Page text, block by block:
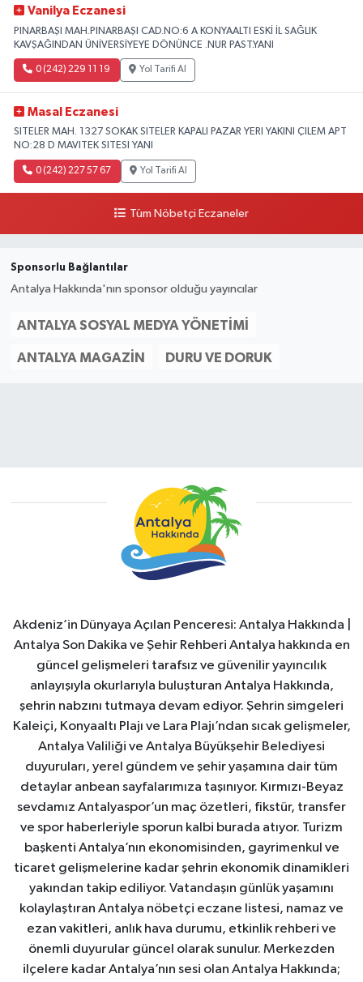
Vanilya Eczanesi
PINARBAŞI MAH.PINARBAŞI CAD.NO:6 A KONYAALTI ESKİ İL SAĞLIK
KAVŞAĞINDAN ÜNİVERSİYEYE DÖNÜNCE .NUR PAST.YANI
0 (242) 229 11 19 Yol Tarifi Al
Masal Eczanesi
SITELER MAH. 1327 SOKAK SITELER KAPALI PAZAR YERI YAKINI ÇILEM APT
NO:28 D MAVITEK SITESI YANI
0 (242) 227 57 67 Yol Tarifi Al
Tüm Nöbetçi Eczaneler
Sponsorlu Bağlantılar
Antalya Hakkında'nın sponsor olduğu yayıncılar
ANTALYA SOSYAL MEDYA YÖNETIMI
ANTALYA MAGAZIN DURU VE DORUK
Akdeniz’in Dünyaya Açılan Penceresi: Antalya Hakkında |
Antalya Son Dakika ve Şehir Rehberi Antalya hakkında en
güncel gelişmeleri tarafsız ve güvenilir yayıncılık
anlayışıyla okurlarıyla buluşturan Antalya Hakkında,
şehrin nabzını tutmaya devam ediyor. Şehrin simgeleri
Kaleiçi, Konyaaltı Plajı ve Lara Plajı’ndan sıcak gelişmeler,
Antalya Valiliği ve Antalya Büyükşehir Belediyesi
duyuruları, yerel gündem ve şehir yaşamına dair tüm
detaylar anbean sayfalarımıza taşınıyor. Kırmızı-Beyaz
sevdamız Antalyaspor’un maç özetleri, fikstür, transfer
ve spor haberleriyle sporun kalbi burada atıyor. Turizm
başkenti Antalya’nın ekonomisinden, gayrimenkul ve
ticaret gelişmelerine kadar şehrin ekonomik dinamikleri
yakından takip ediliyor. Vatandaşın günlük yaşamını
kolaylaştıran Antalya nöbetçi eczane listesi, namaz ve
ezan vakitleri, anlık hava durumu, etkinlik rehberi ve
önemli duyurular güncel olarak sunulur. Merkezden
ilçelere kadar Antalya’nın sesi olan Antalya Hakkında;